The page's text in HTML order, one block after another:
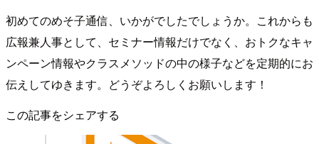
初めてのめそ子通信、いかがでしたでしょうか。これからも
広報兼人事として、セミナー情報だけでなく、おトクなキャ
ンペーン情報やクラスメソッドの中の様子などを定期的にお
伝えしてゆきます。どうぞよろしくお願いします！
この記事をシェアする